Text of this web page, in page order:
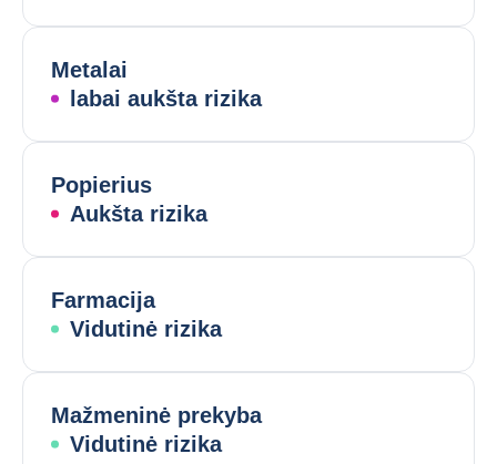
Metalai
labai aukšta rizika
Popierius
Aukšta rizika
Farmacija
Vidutinė rizika
Mažmeninė prekyba
Vidutinė rizika